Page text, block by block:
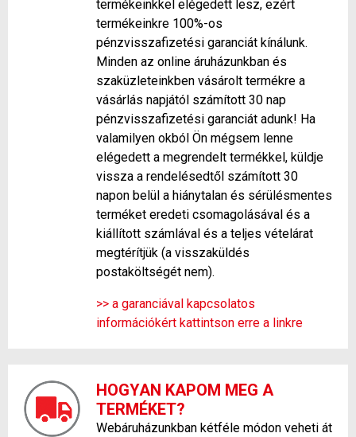
termékeinkkel elégedett lesz, ezért
termékeinkre 100%-os
pénzvisszafizetési garanciát kínálunk.
Minden az online áruházunkban és
szaküzleteinkben vásárolt termékre a
vásárlás napjától számított 30 nap
pénzvisszafizetési garanciát adunk! Ha
valamilyen okból Ön mégsem lenne
elégedett a megrendelt termékkel, küldje
vissza a rendelésedtől számított 30
napon belül a hiánytalan és sérülésmentes
terméket eredeti csomagolásával és a
kiállított számlával és a teljes vételárat
megtérítjük (a visszaküldés
postaköltségét nem).
>> a garanciával kapcsolatos
információkért kattintson erre a linkre
HOGYAN KAPOM MEG A
TERMÉKET?
Webáruházunkban kétféle módon veheti át